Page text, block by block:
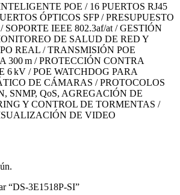
POE / 16 PUERTOS RJ45
ÓPTICOS SFP / PRESUPUESTO
SOPORTE IEEE 802.3af/at / GESTIÓN
DE SALUD DE RED Y
REAL / TRANSMISIÓN POE
300 m / PROTECCIÓN CONTRA
6 kV / POE WATCHDOG PARA
DE CÁMARAS / PROTOCOLOS
SNMP, QoS, AGREGACIÓN DE
Y CONTROL DE TORMENTAS /
DE VIDEO
“DS-3E1518P-SI”